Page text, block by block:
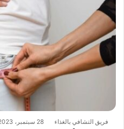
فريق التشافي بالغذاء 28 سبتمبر، 2023